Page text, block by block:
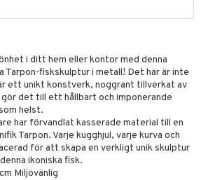
i ditt hem eller kontor med denna
Tarpon-fiskskulptur i metall! Det här är inte
ett unikt konstverk, noggrant tillverkat av
det till ett hållbart och imponerande
helst.
har förvandlat kasserade material till en
Tarpon. Varje kugghjul, varje kurva och
för att skapa en verkligt unik skulptur
ikoniska fisk.
Miljövänlig